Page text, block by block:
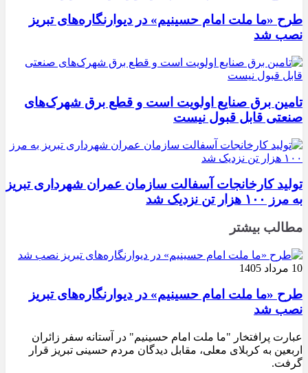
طرح «ما ملت امام حسینیم» در دیوارنگاره‌های تبریز
نصب شد
تامین برق صنایع اولویت است و قطع برق شهرک‌های
صنعتی قابل قبول نیست
تولید کارخانجات آسفالت سازمان عمران شهرداری تبریز
به مرز ۱۰۰ هزار تن نزدیک شد
مطالب بیشتر
10 مرداد 1405
طرح «ما ملت امام حسینیم» در دیوارنگاره‌های تبریز
نصب شد
عبارت پرافتخار "ما ملت امام حسینیم" در آستانه سفر زائران
اربعین به کربلای معلی، مقابل دیدگان مردم حسینی تبریز قرار
گرفت.